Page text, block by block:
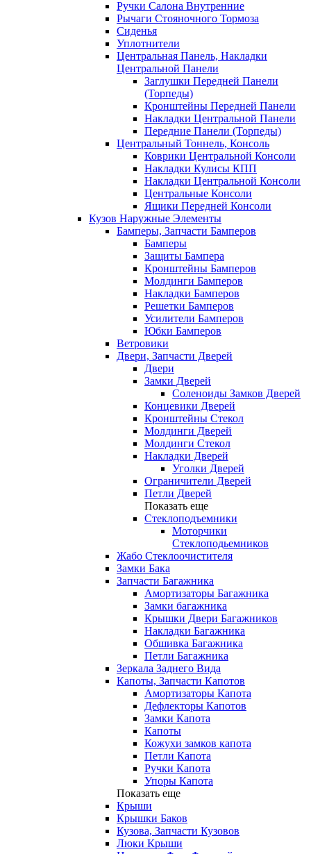
Ручки Салона Внутренние
Рычаги Стояночного Тормоза
Сиденья
Уплотнители
Центральная Панель, Накладки
Центральной Панели
Заглушки Передней Панели
(Торпеды)
Кронштейны Передней Панели
Накладки Центральной Панели
Передние Панели (Торпеды)
Центральный Тоннель, Консоль
Коврики Центральной Консоли
Накладки Кулисы КПП
Накладки Центральной Консоли
Центральные Консоли
Ящики Передней Консоли
Кузов Наружные Элементы
Бамперы, Запчасти Бамперов
Бамперы
Защиты Бампера
Кронштейны Бамперов
Молдинги Бамперов
Накладки Бамперов
Решетки Бамперов
Усилители Бамперов
Юбки Бамперов
Ветровики
Двери, Запчасти Дверей
Двери
Замки Дверей
Соленоиды Замков Дверей
Концевики Дверей
Кронштейны Стекол
Молдинги Дверей
Молдинги Стекол
Накладки Дверей
Уголки Дверей
Ограничители Дверей
Петли Дверей
Показать еще
Стеклоподъемники
Моторчики
Стеклоподьемников
Жабо Стеклоочистителя
Замки Бака
Запчасти Багажника
Амортизаторы Багажника
Замки багажника
Крышки Двери Багажников
Накладки Багажника
Обшивка Багажника
Петли Багажника
Зеркала Заднего Вида
Капоты, Запчасти Капотов
Амортизаторы Капота
Дефлекторы Капотов
Замки Капота
Капоты
Кожухи замков капота
Петли Капота
Ручки Капота
Упоры Капота
Показать еще
Крыши
Крышки Баков
Кузова, Запчасти Кузовов
Люки Крыши